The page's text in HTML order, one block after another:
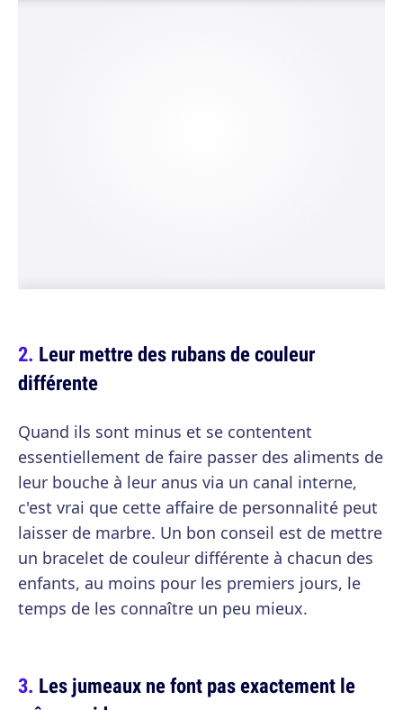
Leur mettre des rubans de couleur
différente
Quand ils sont minus et se contentent
essentiellement de faire passer des aliments de
leur bouche à leur anus via un canal interne,
c'est vrai que cette affaire de personnalité peut
laisser de marbre. Un bon conseil est de mettre
un bracelet de couleur différente à chacun des
enfants, au moins pour les premiers jours, le
temps de les connaître un peu mieux.
Les jumeaux ne font pas exactement le